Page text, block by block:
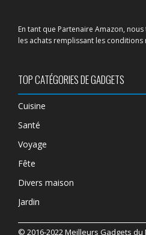
En tant que Partenaire Amazon,
les achats remplissant les conditions
TOP CATÉGORIES DE GADGETS
Cuisine
Santé
Voyage
Fête
Divers maison
Jardin
© 2016-2022 Meilleurs Gadgets du